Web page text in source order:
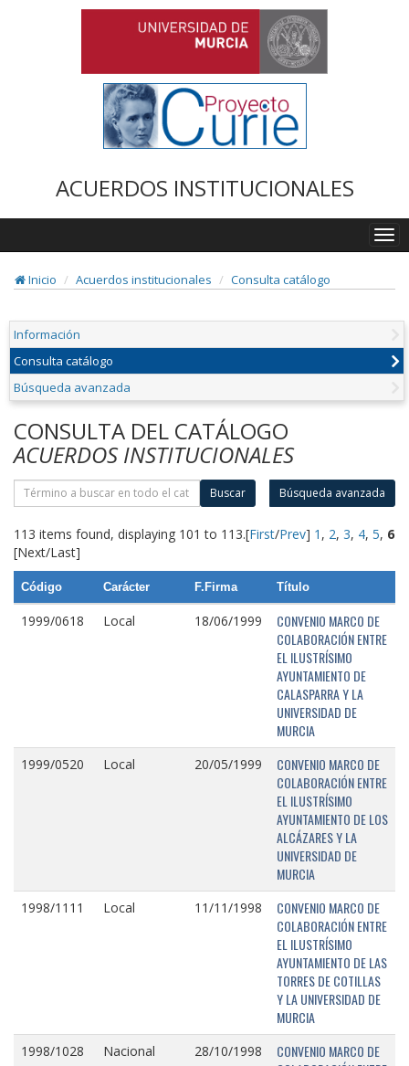
ACUERDOS INSTITUCIONALES
Inicio
Acuerdos institucionales Consulta catálogo
Información
Consulta catálogo
Búsqueda avanzada
CONSULTA DEL CATÁLOGO
ACUERDOS INSTITUCIONALES
Buscar Búsqueda avanzada
113 items found, displaying 101 to 113.[First/Prev] 1 , 2, 3, 4, 5, 6
[Next/Last]
Código Carácter F.Firma Título
1999/0618 Local 18/06/1999
CONVENIO MARCO DE
COLABORACIÓN ENTRE
EL ILUSTRÍSIMO
AYUNTAMIENTO DE
CALASPARRA Y LA
UNIVERSIDAD DE
MURCIA
1999/0520 Local 20/05/1999
CONVENIO MARCO DE
COLABORACIÓN ENTRE
EL ILUSTRÍSIMO
AYUNTAMIENTO DE LOS
ALCÁZARES Y LA
UNIVERSIDAD DE
MURCIA
1998/1111 Local 11/11/1998
CONVENIO MARCO DE
COLABORACIÓN ENTRE
EL ILUSTRÍSIMO
AYUNTAMIENTO DE LAS
TORRES DE COTILLAS
Y LA UNIVERSIDAD DE
MURCIA
1998/1028 Nacional 28/10/1998
CONVENIO MARCO DE